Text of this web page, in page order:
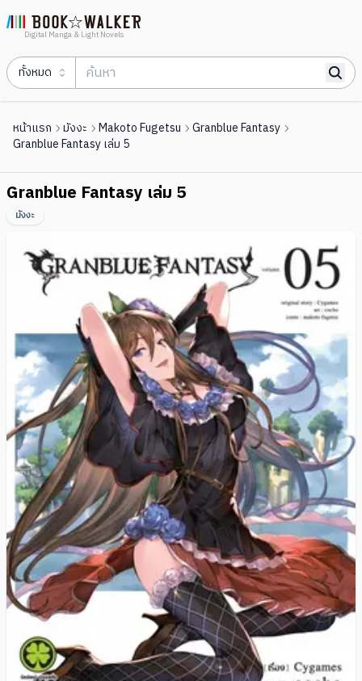
Digital Manga & Light Novels
ทั้งหมด
หน้าแรก มังงะ Makoto Fugetsu
Granblue Fantasy
Granblue Fantasy เล่ม 5
Granblue Fantasy เล่ม 5
มังงะ